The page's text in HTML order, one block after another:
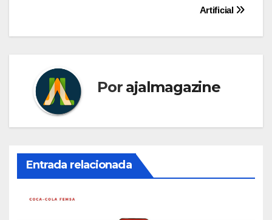
Artificial
Por ajalmagazine
Entrada relacionada